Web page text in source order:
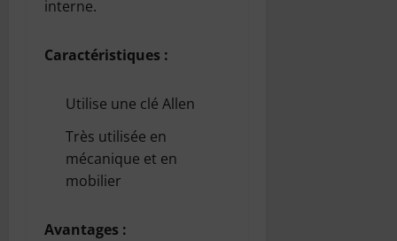
interne.
Caractéristiques :
Utilise une clé Allen
Très utilisée en
mécanique et en
mobilier
Avantages :